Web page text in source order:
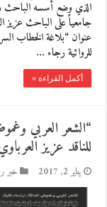
الذي وضع أسسه الباحث
عنوان “بلاغة الخطاب
للروائية رجاء …
أكمل القراءة »
“الشعر العربي
للناقد عزيز
يناير 2, 2017 خبر